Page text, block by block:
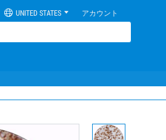
UNITED STATES アカウント